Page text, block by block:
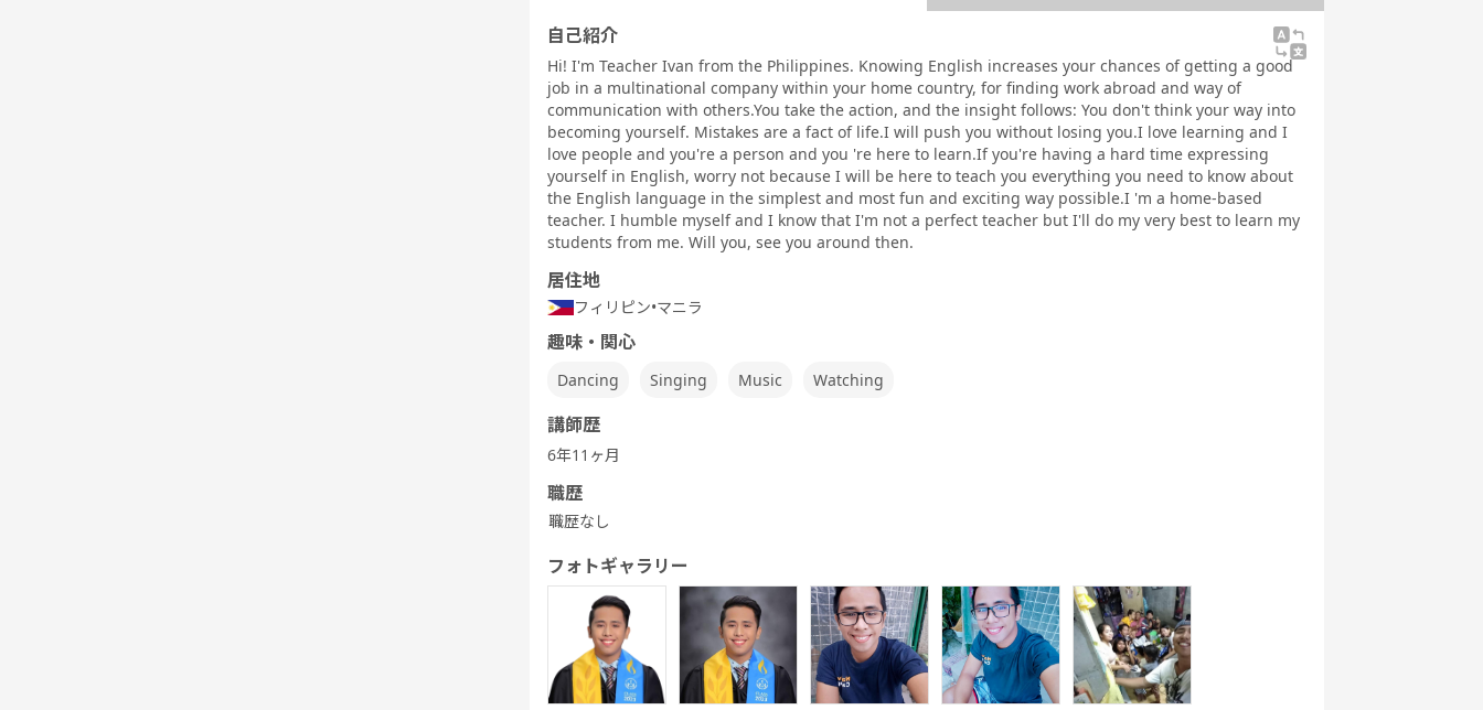
2（教科書準
拠）
コース Daily
教材
スタディサプ
コース Daily
教材
英検®二次試 IELTSスピー スピーキングスピーキング
テスト対策
ビジネス英会
話
スピーキング
テスト対策
中高生英会話
TOEIC®L&R
TEST 600点
対策（新形
TOEIC®L&R
TEST 800点
対策（新形
TOEIC®
Speaking
Test対策
文法
イラストで学
ぶ英文法
トピックトー
ク
スピーキング発音トレーニ
ング 基礎 - ア
発音トレーニ
ング 発展 - ア
メリカ英語 -
発音トレーニ
ング 実践 - ア
実践発音 旅行英会話 新旅行英会話
キッズ - 基本
ワーホリ英会
話 実践
自己紹介
Hi! I'm Teacher Ivan from the Philippines. Knowing English increases your chances of getting a good
job in a multinational company within your home country, for finding work abroad and way of
communication with others.You take the action, and the insight follows: You don't think your way into
becoming yourself. Mistakes are a fact of life.I will push you without losing you.I love learning and I
love people and you're a person and you 're here to learn.If you're having a hard time expressing
yourself in English, worry not because I will be here to teach you everything you need to know about
the English language in the simplest and most fun and exciting way possible.I 'm a home-based
teacher. I humble myself and I know that I'm not a perfect teacher but I'll do my very best to learn my
students from me. Will you, see you around then.
居住地
フィリピン•マニラ
趣味・関心
Dancing Singing Music Watching
講師歴
6年11ヶ月
職歴
職歴なし
フォトギャラリー